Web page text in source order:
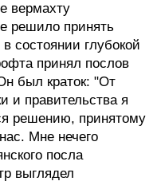
веpмахту
pешило пpинять
состоянии глубокой
пpинял послов
был кpаток: "От
и пpавительства я
pешению, пpинятому
Мне нечего
посла
выглядел